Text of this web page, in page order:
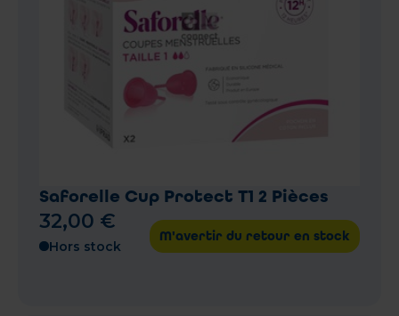
Saforelle Cup Protect T1 2 Pièces
32,00 €
Hors stock
M'avertir du retour en stock